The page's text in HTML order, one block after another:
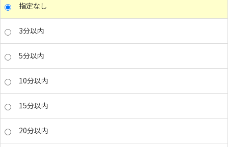
指定なし
3分以内
5分以内
10分以内
15分以内
20分以内